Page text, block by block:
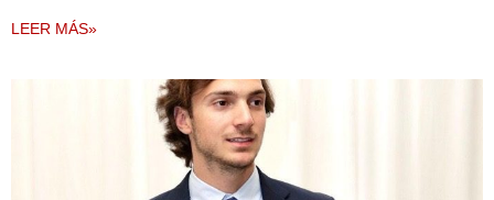
LEER MÁS»